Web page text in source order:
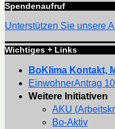
Spendenaufruf
Unterstützen Sie unsere
Wichtiges + Links
BoKlima Kontakt,
EinwohnerAntrag
Weitere Initiativen
AKU
Bo-Aktiv